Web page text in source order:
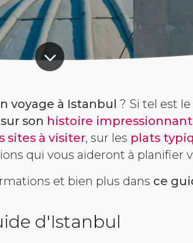
voyage à Istanbul ? Si tel est le
sur son histoire
sites à visiter, sur les plats
qui vous aideront à planifier
et bien plus dans ce
d'Istanbul